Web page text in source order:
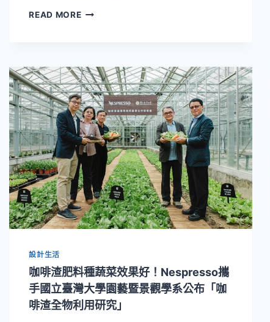
READ MORE臺
李
政
瀚、
于
薇
《八
歌
浪
PAKELANG》
專
輯
榮
獲
屆
葛
萊
美
設計生活
咖啡渣肥料種蔬菜效果好！Nespresso攜
手國立臺灣大學園藝暨景觀學系公布「咖
啡渣全物利用研究」